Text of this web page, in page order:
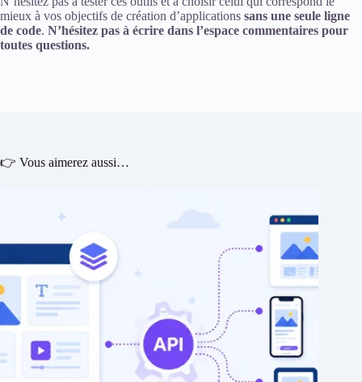
mieux à vos objectifs de création d’applications sans une seule ligne
de code. N’hésitez pas à écrire dans l’espace commentaires pour
toutes questions.
👉 Vous aimerez aussi…